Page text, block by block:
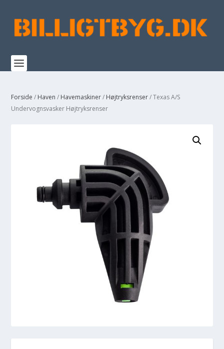
Forside / Haven / Havemaskiner/ Højtryksrenser/ Texas A/S
Undervognsvasker Højtryksrenser